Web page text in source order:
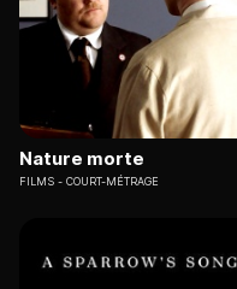
Nature morte
FILMS COURT-MÉTRAGE